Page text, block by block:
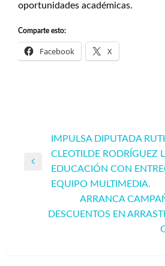
oportunidades académicas.
Comparte esto:
Facebook X
Navegación
de
entradas
Entrada
anterior
IMPULSA DIPUTADA
CLEOTILDE RODRÍGUEZ
EDUCACIÓN CON
EQUIPO MULTIMEDIA.
ARRANCA
DESCUENTOS EN